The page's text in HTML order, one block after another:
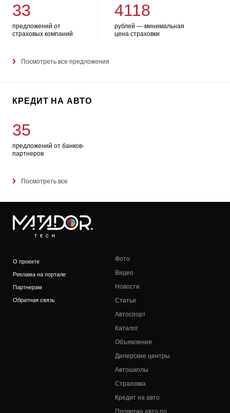
33
предложений от
страховых компаний
4118
рублей — минимальная
цена страховки
Посмотреть все предложения
КРЕДИТ НА АВТО
35
предложений от банков-
партнеров
Посмотреть все
TECH
О проекте
Реклама на портале
Партнерам
Обратная связь
Фото
Видео
Новости
Статьи
Автоспорт
Каталог
Объявления
Дилерские центры
Автошколы
Страховка
Кредит на авто
Проверка авто по